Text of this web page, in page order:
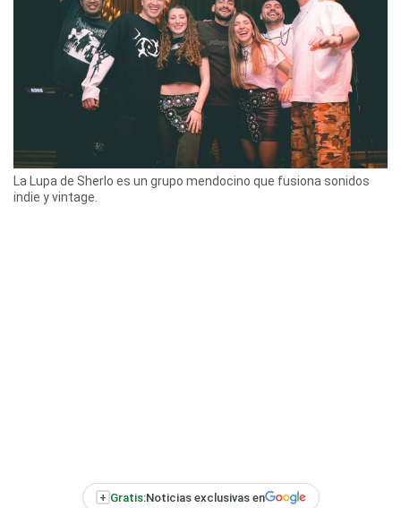
La Lupa de Sherlo es un grupo mendocino que fusiona sonidos
indie y vintage.
+ Gratis:Noticias exclusivas en